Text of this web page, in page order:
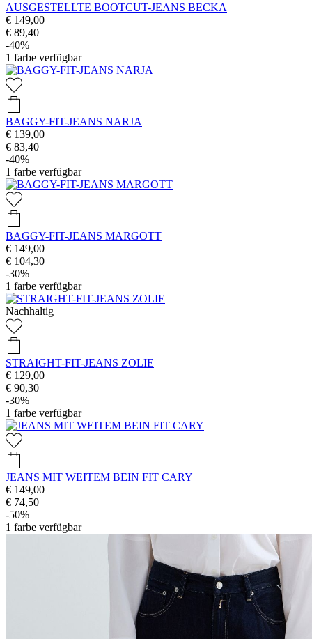
AUSGESTELLTE BOOTCUT-JEANS BECKA
€ 149,00
€ 89,40
-40%
1 farbe verfügbar
BAGGY-FIT-JEANS NARJA
€ 139,00
€ 83,40
-40%
1 farbe verfügbar
BAGGY-FIT-JEANS MARGOTT
€ 149,00
€ 104,30
-30%
1 farbe verfügbar
Nachhaltig
STRAIGHT-FIT-JEANS ZOLIE
€ 129,00
€ 90,30
-30%
1 farbe verfügbar
JEANS MIT WEITEM BEIN FIT CARY
€ 149,00
€ 74,50
-50%
1 farbe verfügbar